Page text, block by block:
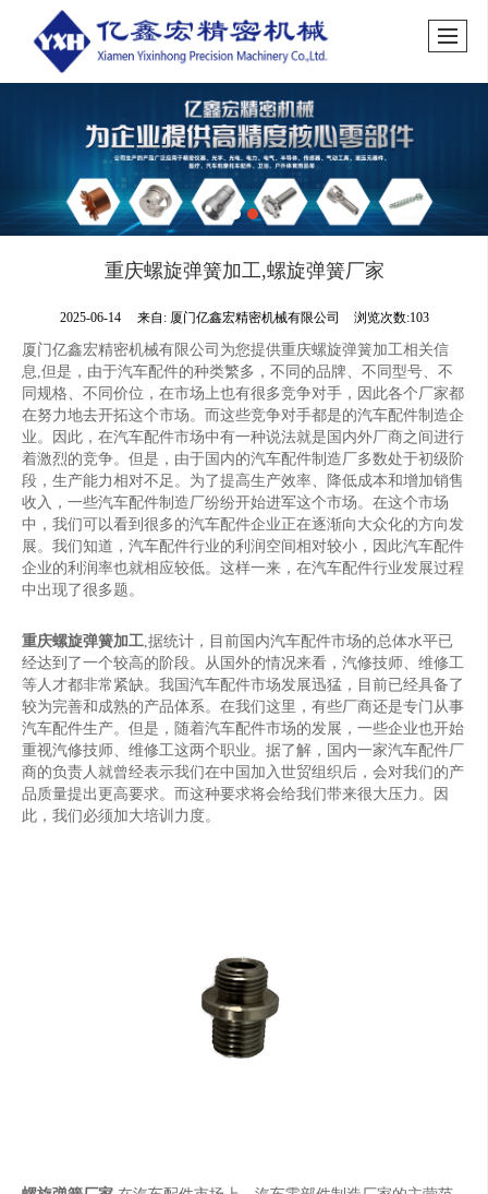
重庆螺旋弹簧加工,螺旋弹簧厂家
2025-06-14 来自: 厦门亿鑫宏精密机械有限公司 浏览次数:103
厦门亿鑫宏精密机械有限公司为您提供重庆螺旋弹簧加工相关信
息,但是，由于汽车配件的种类繁多，不同的品牌、不同型号、不
同规格、不同价位，在市场上也有很多竞争对手，因此各个厂家都
在努力地去开拓这个市场。而这些竞争对手都是的汽车配件制造企
业。因此，在汽车配件市场中有一种说法就是国内外厂商之间进行
着激烈的竞争。但是，由于国内的汽车配件制造厂多数处于初级阶
段，生产能力相对不足。为了提高生产效率、降低成本和增加销售
收入，一些汽车配件制造厂纷纷开始进军这个市场。在这个市场
中，我们可以看到很多的汽车配件企业正在逐渐向大众化的方向发
展。我们知道，汽车配件行业的利润空间相对较小，因此汽车配件
企业的利润率也就相应较低。这样一来，在汽车配件行业发展过程
中出现了很多题。
重庆螺旋弹簧加工,据统计，目前国内汽车配件市场的总体水平已
经达到了一个较高的阶段。从国外的情况来看，汽修技师、维修工
等人才都非常紧缺。我国汽车配件市场发展迅猛，目前已经具备了
较为完善和成熟的产品体系。在我们这里，有些厂商还是专门从事
汽车配件生产。但是，随着汽车配件市场的发展，一些企业也开始
重视汽修技师、维修工这两个职业。据了解，国内一家汽车配件厂
商的负责人就曾经表示我们在中国加入世贸组织后，会对我们的产
品质量提出更高要求。而这种要求将会给我们带来很大压力。因
此，我们必须加大培训力度。